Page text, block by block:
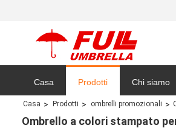
Casa Prodotti Chi siamo
politica
Casa Prodotti ombrelli promozionali
Ombrello a colori stampato